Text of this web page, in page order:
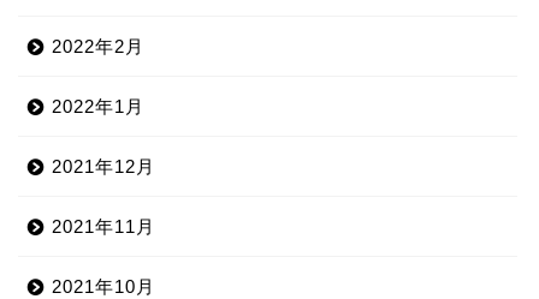
2022年2月
2022年1月
2021年12月
2021年11月
2021年10月